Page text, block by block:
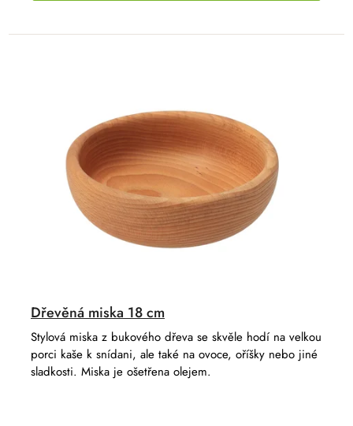
Dřevěná miska 18 cm
Stylová miska z bukového dřeva se skvěle hodí na velkou
porci kaše k snídani, ale také na ovoce, oříšky nebo jiné
sladkosti. Miska je ošetřena olejem.